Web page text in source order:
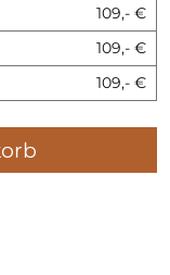
109,- €
109,- €
109,- €